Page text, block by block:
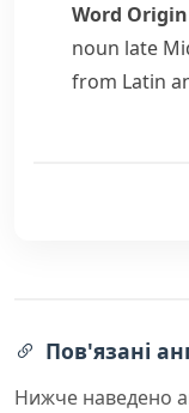
Word Origin
noun late
from Latin
Пов'язані
Нижче наведено